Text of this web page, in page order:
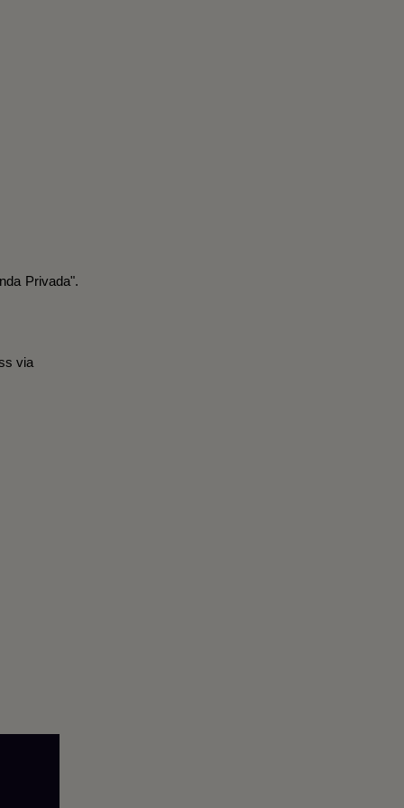
Privada".
via